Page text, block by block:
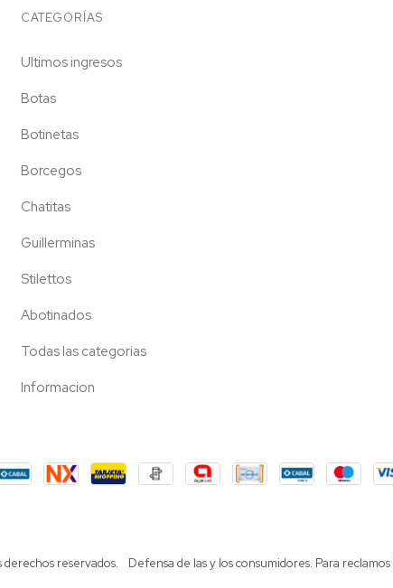
CATEGORÍAS
Ultimos ingresos
Botas
Botinetas
Borcegos
Chatitas
Guillerminas
Stilettos
Abotinados
Todas las categorias
Informacion
reservados. Defensa de las y los consumidores. Para reclamos